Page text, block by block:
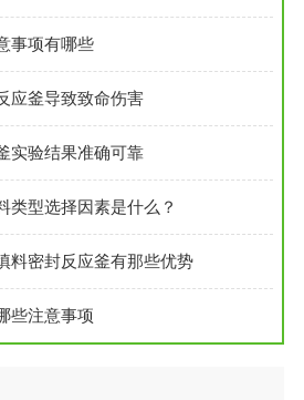
事项有哪些
应釜导致致命伤害
实验结果准确可靠
类型选择因素是什么？
料密封反应釜有那些优势
些注意事项